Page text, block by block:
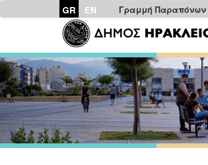
GR EN Γραμμή Παραπόνων